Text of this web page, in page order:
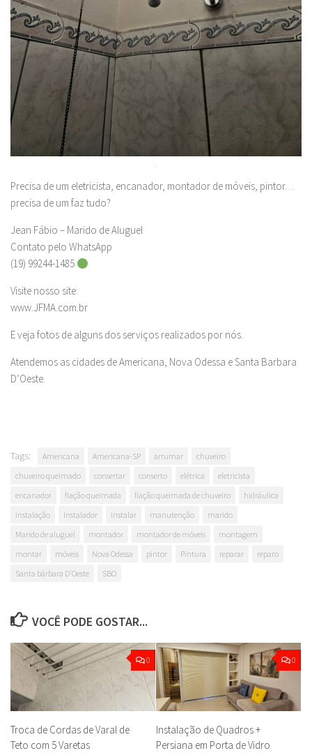
.
Precisa de um eletricista, encanador, montador de móveis, pintor…
precisa de um faz tudo?
Jean Fábio – Marido de Aluguel
Contato pelo WhatsApp
(19) 99244-1485
Visite nosso site:
www.JFMA.com.br
E veja fotos de alguns dos serviços realizados por nós.
Atendemos as cidades de Americana, Nova Odessa e Santa Barbara
D’Oeste.
Tags: Americana Americana-SP arrumar
chuveiro
chuveiro queimado
consertar conserto elétrica
eletricista
encanador
fiação queimada fiação queimada de chuveiro
hidráulica
instalação
Instalador instalar manutenção
marido
Marido de aluguel
montador montador de móveis
montagem
montar
móveis Nova Odessa pintor Pintura reparar
reparo
Santa bárbara D'Oeste
SBO
VOCÊ PODE GOSTAR...
0
Troca de Cordas de Varal de
Teto com 5 Varetas
0
Instalação de Quadros +
Persiana em Porta de Vidro